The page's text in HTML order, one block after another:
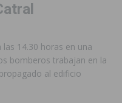
14.30 horas en una
bomberos trabajan en la
al edificio